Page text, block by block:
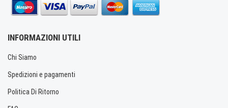
INFORMAZIONI UTILI
Chi Siamo
Spedizioni e pagamenti
Politica Di Ritorno